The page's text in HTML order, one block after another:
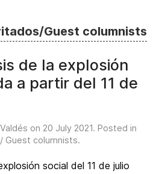
Guest columnists
de la explosión
a partir del 11 de
on 20 July 2021. Posted in
Guest columnists.
social del 11 de julio